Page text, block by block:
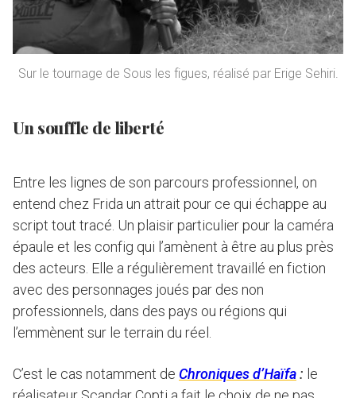
Sur le tournage de Sous les figues, réalisé par Erige Sehiri.
Un souffle de liberté
Entre les lignes de son parcours professionnel, on
entend chez Frida un attrait pour ce qui échappe au
script tout tracé. Un plaisir particulier pour la caméra
épaule et les config qui l’amènent à être au plus près
des acteurs. Elle a régulièrement travaillé en fiction
avec des personnages joués par des non
professionnels, dans des pays ou régions qui
l’emmènent sur le terrain du réel.
C’est le cas notamment de Chroniques d’Haïfa: le